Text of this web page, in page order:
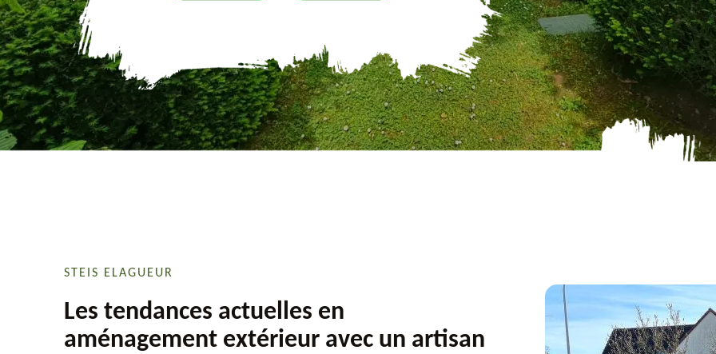
STEIS ELAGUEUR
Les tendances actuelles en
aménagement extérieur avec un artisan